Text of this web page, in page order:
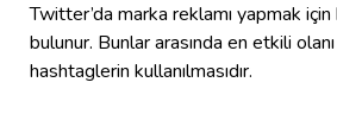
Twitter’da marka reklamı yapmak
bulunur. Bunlar arasında en etkili
hashtaglerin kullanılmasıdır.